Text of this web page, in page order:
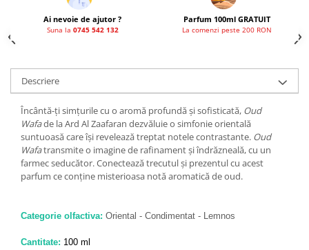
Grandeur Elite
Jenny Glow
Lattafa
Lattafa Pride
Louis Varel
Maison Alhambra
Montage Brands
Nusuk
Riiffs
Vurv
Ai nevoie de ajutor ?
Suna la 0745 542 132
Parfum 100ml GRATUIT
La comenzi peste 200 RON
Descriere
Încântă-ți simțurile cu o aromă profundă și sofisticată, Oud
Wafade la Ard Al Zaafaran dezvăluie o simfonie orientală
suntuoasă care își revelează treptat notele contrastante. Oud
Wafatransmite o imagine de rafinament și îndrăzneală, cu un
farmec seducător. Conectează trecutul și prezentul cu acest
parfum ce conține misterioasa notă aromatică de oud.
Categorie olfactiva: Oriental - Condimentat - Lemnos
Cantitate: 100 ml